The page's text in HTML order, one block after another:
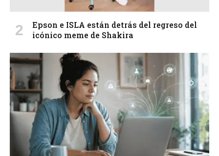
Epson e ISLA están detrás del regreso del
icónico meme de Shakira